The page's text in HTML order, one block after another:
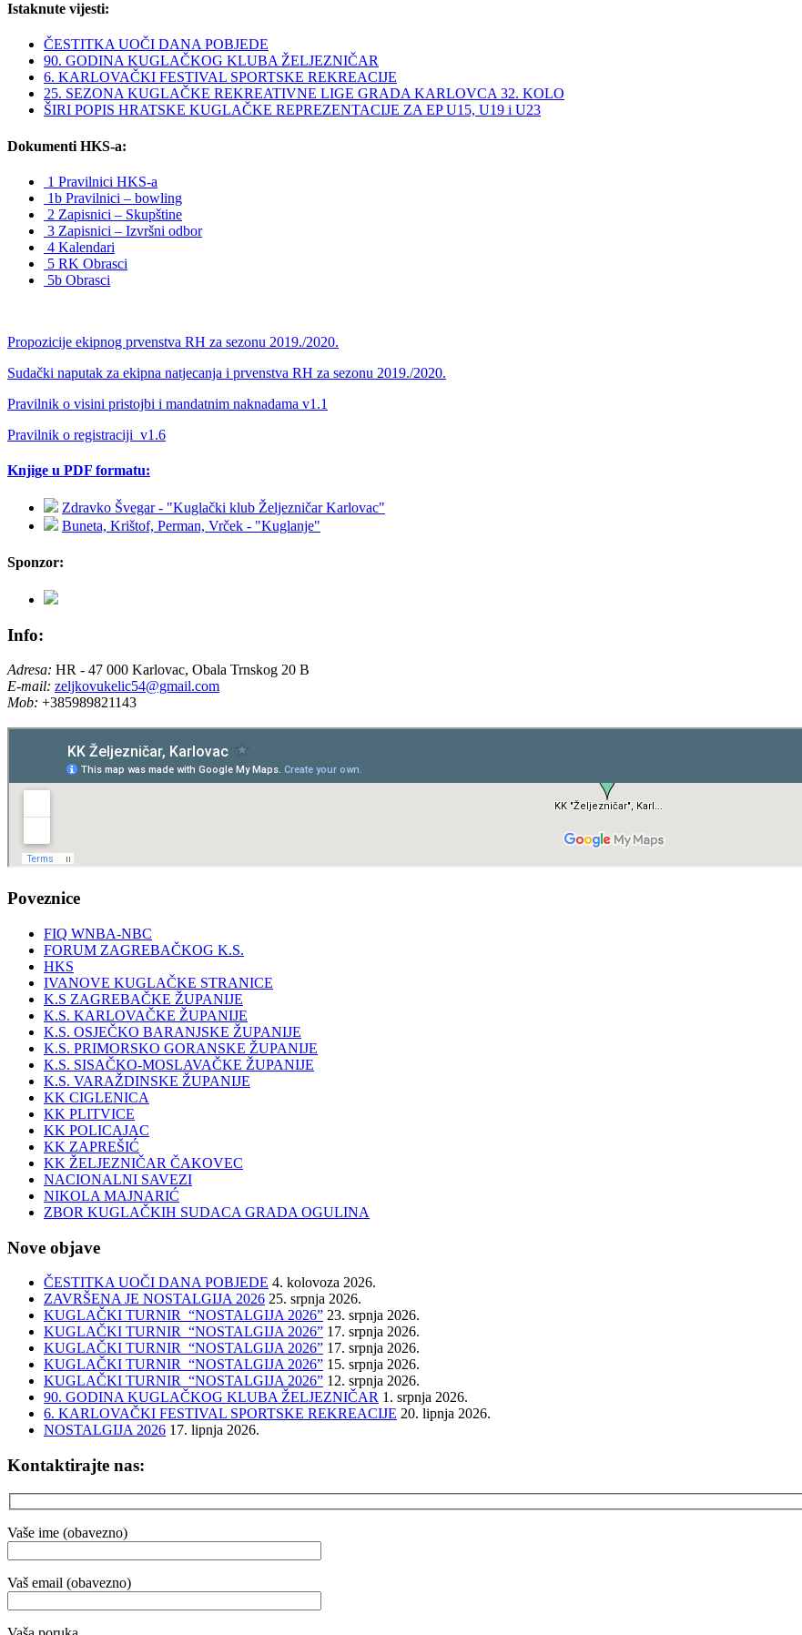
Istaknute vijesti:
ČESTITKA UOČI DANA POBJEDE
90. GODINA KUGLAČKOG KLUBA ŽELJEZNIČAR
6. KARLOVAČKI FESTIVAL SPORTSKE REKREACIJE
25. SEZONA KUGLAČKE REKREATIVNE LIGE GRADA KARLOVCA 32. KOLO
ŠIRI POPIS HRATSKE KUGLAČKE REPREZENTACIJE ZA EP U15, U19 i U23
Dokumenti HKS-a:
1 Pravilnici HKS-a
1b Pravilnici – bowling
2 Zapisnici – Skupštine
3 Zapisnici – Izvršni odbor
4 Kalendari
5 RK Obrasci
5b Obrasci
Propozicije ekipnog prvenstva RH za sezonu 2019./2020.
Sudački naputak za ekipna natjecanja i prvenstva RH za sezonu 2019./2020.
Pravilnik o visini pristojbi i mandatnim naknadama v1.1
Pravilnik o registraciji_v1.6
Knjige u PDF formatu:
Zdravko Švegar - "Kuglački klub Željezničar Karlovac"
Buneta, Krištof, Perman, Vrček - "Kuglanje"
Sponzor:
Info:
Adresa: HR - 47 000 Karlovac, Obala Trnskog 20 B
E-mail: zeljkovukelic54@gmail.com
Mob: +385989821143
Poveznice
FIQ WNBA-NBC
FORUM ZAGREBAČKOG K.S.
HKS
IVANOVE KUGLAČKE STRANICE
K.S ZAGREBAČKE ŽUPANIJE
K.S. KARLOVAČKE ŽUPANIJE
K.S. OSJEČKO BARANJSKE ŽUPANIJE
K.S. PRIMORSKO GORANSKE ŽUPANIJE
K.S. SISAČKO-MOSLAVAČKE ŽUPANIJE
K.S. VARAŽDINSKE ŽUPANIJE
KK CIGLENICA
KK PLITVICE
KK POLICAJAC
KK ZAPREŠIĆ
KK ŽELJEZNIČAR ČAKOVEC
NACIONALNI SAVEZI
NIKOLA MAJNARIĆ
ZBOR KUGLAČKIH SUDACA GRADA OGULINA
Nove objave
ČESTITKA UOČI DANA POBJEDE 4. kolovoza 2026.
ZAVRŠENA JE NOSTALGIJA 2026 25. srpnja 2026.
KUGLAČKI TURNIR “NOSTALGIJA 2026” 23. srpnja 2026.
KUGLAČKI TURNIR “NOSTALGIJA 2026” 17. srpnja 2026.
KUGLAČKI TURNIR “NOSTALGIJA 2026” 17. srpnja 2026.
KUGLAČKI TURNIR “NOSTALGIJA 2026” 15. srpnja 2026.
KUGLAČKI TURNIR “NOSTALGIJA 2026” 12. srpnja 2026.
90. GODINA KUGLAČKOG KLUBA ŽELJEZNIČAR 1. srpnja 2026.
6. KARLOVAČKI FESTIVAL SPORTSKE REKREACIJE 20. lipnja 2026.
NOSTALGIJA 2026 17. lipnja 2026.
Kontaktirajte nas:
Vaše ime (obavezno)
Vaš email (obavezno)